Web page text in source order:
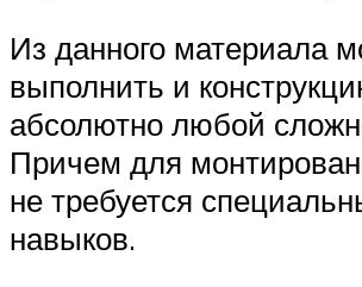
Из данного материала
выполнить и
абсолютно любой
Причем для
не требуется
навыков.